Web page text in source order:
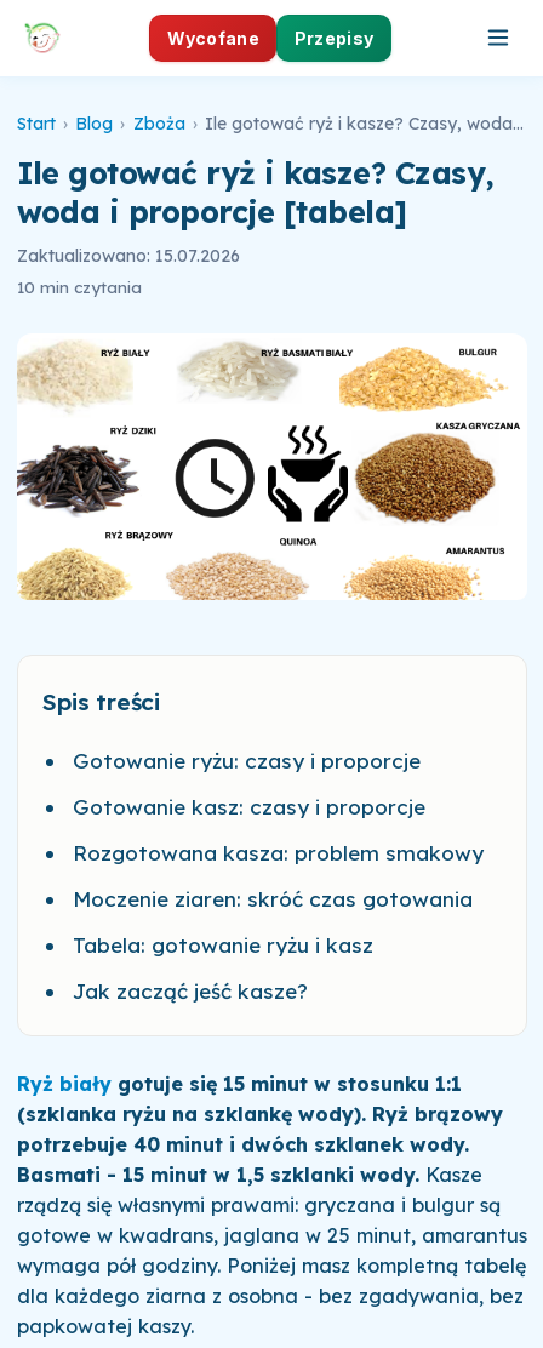
Wycofane Przepisy
Start › Blog › Zboża › Ile gotować ryż i kasze? Czasy, woda i proporcje [tabela]
Ile gotować ryż i kasze? Czasy,
woda i proporcje [tabela]
Zaktualizowano: 15.07.2026
10 min czytania
Spis treści
Gotowanie ryżu: czasy i proporcje
Gotowanie kasz: czasy i proporcje
Rozgotowana kasza: problem smakowy
Moczenie ziaren: skróć czas gotowania
Tabela: gotowanie ryżu i kasz
Jak zacząć jeść kasze?
Ryż białygotuje się 15 minut w stosunku 1:1
(szklanka ryżu na szklankę wody). Ryż brązowy
potrzebuje 40 minut i dwóch szklanek wody.
Basmati - 15 minut w 1,5 szklanki wody.Kasze
rządzą się własnymi prawami: gryczana i bulgur są
gotowe w kwadrans, jaglana w 25 minut, amarantus
wymaga pół godziny. Poniżej masz kompletną tabelę
dla każdego ziarna z osobna - bez zgadywania, bez
papkowatej kaszy.